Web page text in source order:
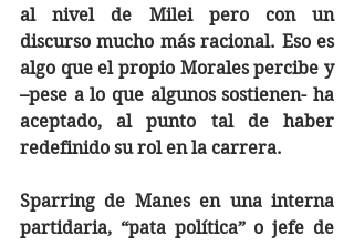
al nivel de Milei pero con un
discurso mucho más racional. Eso es
algo que el propio Morales percibe y
–pese a lo que algunos sostienen- ha
aceptado, al punto tal de haber
redefinido su rol en la carrera.
Sparring de Manes en una interna
partidaria, “pata política” o jefe de